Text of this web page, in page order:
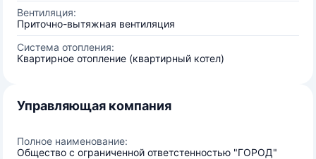
Вентиляция:
Приточно-вытяжная вентиляция
Система отопления:
Квартирное отопление (квартирный котел)
Управляющая компания
Полное наименование:
Общество с ограниченной ответстенностью "ГОРОД"